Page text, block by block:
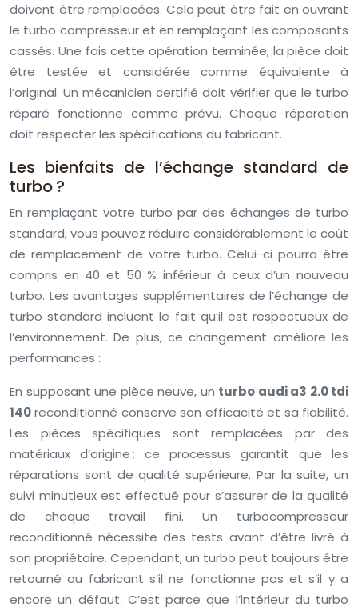
doivent être remplacées. Cela peut être fait en ouvrant
le turbo compresseur et en remplaçant les composants
cassés. Une fois cette opération terminée, la pièce doit
être testée et considérée comme équivalente à
l’original. Un mécanicien certifié doit vérifier que le turbo
réparé fonctionne comme prévu. Chaque réparation
doit respecter les spécifications du fabricant.
Les bienfaits de l’échange standard de
turbo ?
En remplaçant votre turbo par des échanges de turbo
standard, vous pouvez réduire considérablement le coût
de remplacement de votre turbo. Celui-ci pourra être
compris en 40 et 50 % inférieur à ceux d’un nouveau
turbo. Les avantages supplémentaires de l’échange de
turbo standard incluent le fait qu’il est respectueux de
l’environnement. De plus, ce changement améliore les
performances :
En supposant une pièce neuve, un turbo audi a3 2.0 tdi
140reconditionné conserve son efficacité et sa fiabilité.
Les pièces spécifiques sont remplacées par des
matériaux d’origine ; ce processus garantit que les
réparations sont de qualité supérieure. Par la suite, un
suivi minutieux est effectué pour s’assurer de la qualité
de chaque travail fini. Un turbocompresseur
reconditionné nécessite des tests avant d’être livré à
son propriétaire. Cependant, un turbo peut toujours être
retourné au fabricant s’il ne fonctionne pas et s’il y a
encore un défaut. C’est parce que l’intérieur du turbo